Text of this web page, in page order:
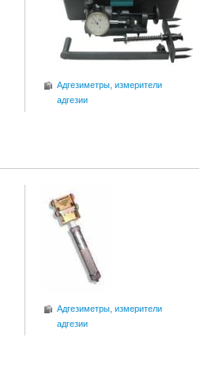
Адгезиметры, измерители
адгезии
Адгезиметры, измерители
адгезии